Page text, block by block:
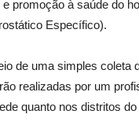
promoção à saúde do
Específico).
de uma simples coleta
realizadas por um
quanto nos distritos